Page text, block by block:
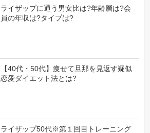
ライザップに通う男女比は?年齢層は?会
員の年収は?タイプは?
【40代・50代】痩せて旦那を見返す疑似
恋愛ダイエット法とは?
ライザップ50代※第１回目トレーニング